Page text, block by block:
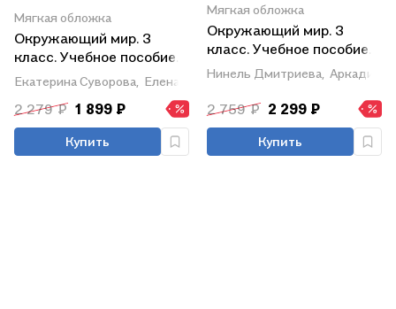
Мягкая обложка
Окружающий мир. 3
класс. Учебное пособие.
В двух частях. Часть 2.
ФГОС 2021
Екатерина Суворова, Елена Купирова
2 279 ₽ 1 899 ₽
Купить
Мягкая обложка
Окружающий мир. 3
класс. Учебное пособие.
В двух частях. Часть 1.
ФГОС 2021
Нинель Дмитриева, Аркадий
2 759 ₽ 2 299 ₽
Купить